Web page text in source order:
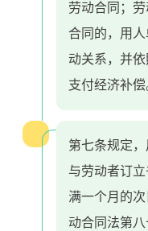
劳动合同；
合同的，用
动关系，并
支付经济补偿
第七条规定
与劳动者订
满一个月的
动合同法第